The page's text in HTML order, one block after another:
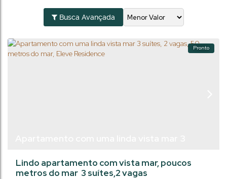
Busca Avançada
Pronto
Residence
Lindo apartamento com vista mar, poucos
metros do mar 3 suítes,2 vagas